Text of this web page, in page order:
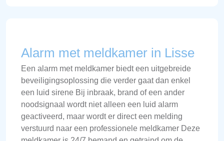
Alarm met meldkamer in Lisse
Een alarm met meldkamer biedt een uitgebreide
beveiligingsoplossing die verder gaat dan enkel
een luid sirene Bij inbraak, brand of een ander
noodsignaal wordt niet alleen een luid alarm
geactiveerd, maar wordt er direct een melding
verstuurd naar een professionele meldkamer Deze